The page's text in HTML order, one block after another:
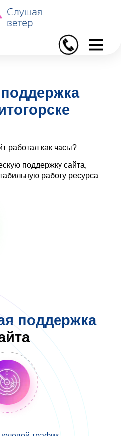
I
работал как часы?
поддержку сайта,
работу ресурса
поддержка